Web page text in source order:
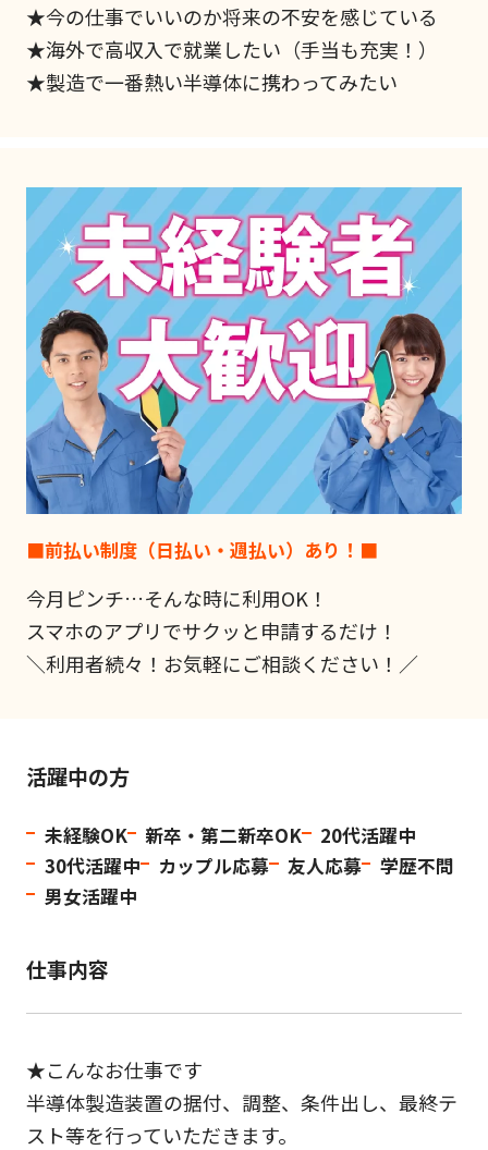
★今の仕事でいいのか将来の不安を感じている
★海外で高収入で就業したい（手当も充実！）
★製造で一番熱い半導体に携わってみたい
■前払い制度（日払い・週払い）あり！■
今月ピンチ…そんな時に利用OK！
スマホのアプリでサクッと申請するだけ！
＼利用者続々！お気軽にご相談ください！／
活躍中の方
未経験OK 新卒・第二新卒OK
20代活躍中
30代活躍中
カップル応募 友人応募
学歴不問
男女活躍中
仕事内容
★こんなお仕事です
半導体製造装置の据付、調整、条件出し、最終テ
スト等を行っていただきます。